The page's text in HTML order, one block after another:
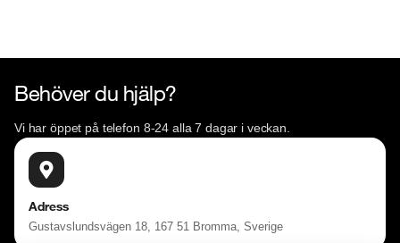
Behöver du hjälp?
Vi har öppet på telefon 8-24 alla 7 dagar i veckan.
Adress
Gustavslundsvägen 18, 167 51 Bromma, Sverige